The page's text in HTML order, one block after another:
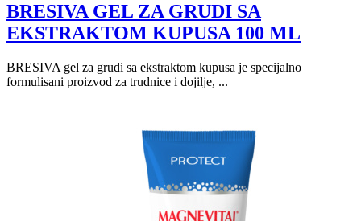
BRESIVA GEL ZA GRUDI SA
EKSTRAKTOM KUPUSA 100 ML
BRESIVA gel za grudi sa ekstraktom kupusa je specijalno
formulisani proizvod za trudnice i dojilje, ...